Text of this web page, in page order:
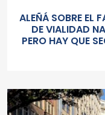
ALEÑÁ SOBRE EL
DE VIALIDAD
PERO HAY QUE